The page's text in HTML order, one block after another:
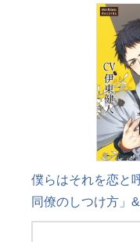
僕らはそれを恋と
同僚のしつけ方」